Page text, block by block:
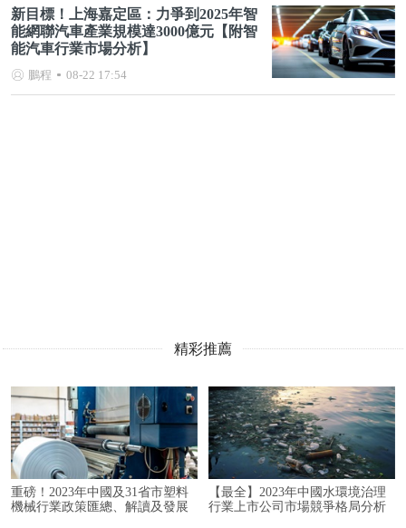
新目標！上海嘉定區：力爭到2025年智
能網聯汽車產業規模達3000億元【附智
能汽車行業市場分析】
鵬程 08-22 17:54
精彩推薦
重磅！2023年中國及31省市塑料
機械行業政策匯總、解讀及發展
【最全】2023年中國水環境治理
行業上市公司市場競爭格局分析